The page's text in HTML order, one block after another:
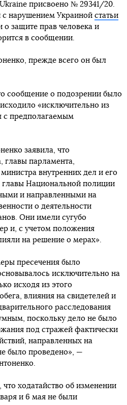
присвоено № 29341/20.
с нарушением Украиной статьи
о защите прав человека и
в сообщении.
прежде всего он был
сообщение о подозрении было
«исключительно из
с предполагаемым
заявила, что
главы парламента,
внутренних дел и его
главы Национальной полиции
и направленными на
о деятельности
Они имели сугубо
и, с учетом положения
на решение о мерах».
пресечения было
исключительно на
исходя из этого
влияния на свидетелей и
расследования
поскольку дело не было
под стражей фактически
направленных на
было проведено», —
ходатайство об изменении
и 6 мая не были